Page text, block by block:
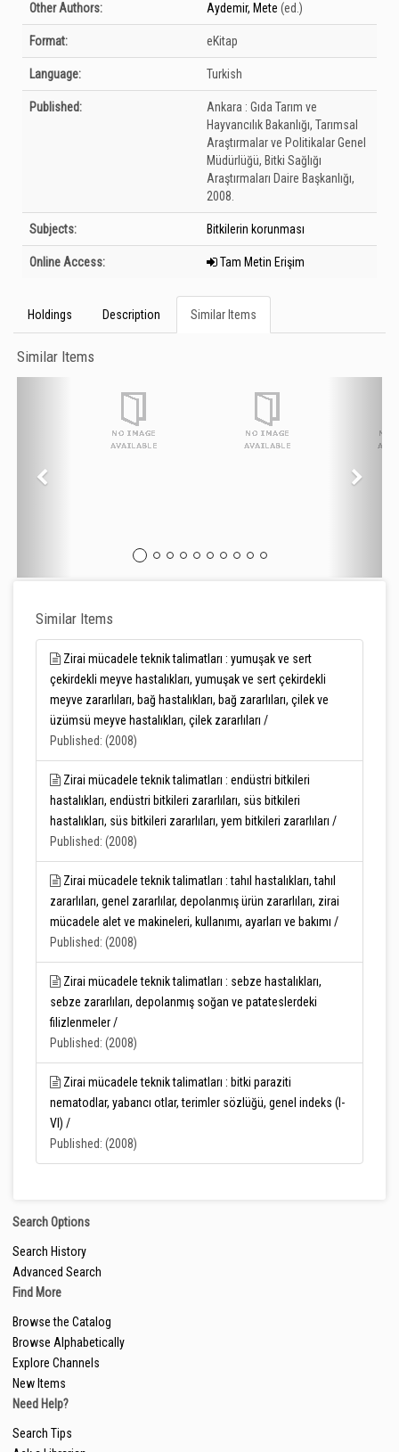
Other Authors: Aydemir, Mete (ed.)
Format: eKitap
Language: Turkish
Published: Ankara : Gıda Tarım ve
Hayvancılık Bakanlığı, Tarımsal
Araştırmalar ve Politikalar Genel
Müdürlüğü, Bitki Sağlığı
Araştırmaları Daire Başkanlığı,
2008.
Subjects: Bitkilerin korunması
Online Access: Tam Metin Erişim
Holdings Description Similar Items
Similar Items
Similar Items
Zirai mücadele teknik talimatları : yumuşak ve sert
çekirdekli meyve hastalıkları, yumuşak ve sert çekirdekli
meyve zararlıları, bağ hastalıkları, bağ zararlıları, çilek ve
üzümsü meyve hastalıkları, çilek zararlıları /
Published: (2008)
Zirai mücadele teknik talimatları : endüstri bitkileri
hastalıkları, endüstri bitkileri zararlıları, süs bitkileri
hastalıkları, süs bitkileri zararlıları, yem bitkileri zararlıları /
Published: (2008)
Zirai mücadele teknik talimatları : tahıl hastalıkları, tahıl
zararlıları, genel zararlılar, depolanmış ürün zararlıları, zirai
mücadele alet ve makineleri, kullanımı, ayarları ve bakımı /
Published: (2008)
Zirai mücadele teknik talimatları : sebze hastalıkları,
sebze zararlıları, depolanmış soğan ve patateslerdeki
filizlenmeler /
Published: (2008)
Zirai mücadele teknik talimatları : bitki paraziti
nematodlar, yabancı otlar, terimler sözlüğü, genel indeks (I-
VI) /
Published: (2008)
Search Options
Search History
Advanced Search
Find More
Browse the Catalog
Browse Alphabetically
Explore Channels
New Items
Need Help?
Search Tips